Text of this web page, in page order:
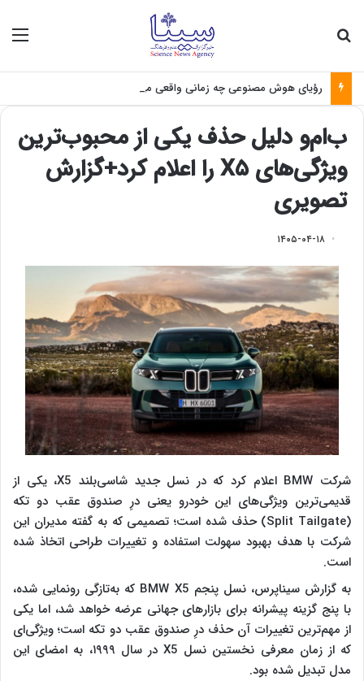
رؤیای هوش مصنوعی چه زمانی واقعی می‌شود؟
ب‌ام‌و دلیل حذف یکی از محبوب‌ترین
ویژگی‌های X۵ را اعلام کرد+گزارش
تصویری
۱۴۰۵-۰۴-۱۸
شرکت BMW اعلام کرد که در نسل جدید شاسی‌بلند X5، یکی از
قدیمی‌ترین ویژگی‌های این خودرو یعنی درِ صندوق عقب دو تکه
(Split Tailgate) حذف شده است؛ تصمیمی که به گفته مدیران این
شرکت با هدف بهبود سهولت استفاده و تغییرات طراحی اتخاذ شده
است.
به گزارش سیناپرس، نسل پنجم BMW X5 که به‌تازگی رونمایی شده،
با پنج گزینه پیشرانه برای بازارهای جهانی عرضه خواهد شد، اما یکی
از مهم‌ترین تغییرات آن حذف درِ صندوق عقب دو تکه است؛ ویژگی‌ای
که از زمان معرفی نخستین نسل X5 در سال ۱۹۹۹، به امضای این
مدل تبدیل شده بود.